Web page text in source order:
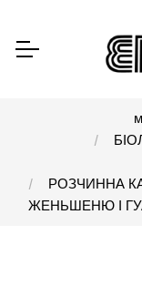
РОЗЧИННА
ЖЕНЬШЕНЮ І